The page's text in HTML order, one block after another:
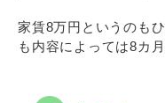
家賃8万円というのも
も内容によっては8カ